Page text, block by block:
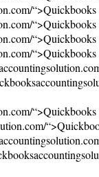
“>Quickbooks